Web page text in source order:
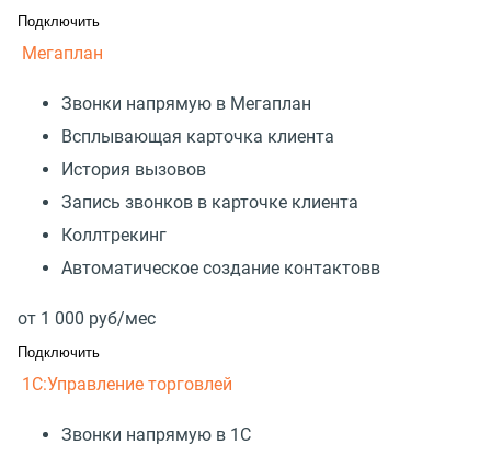
Подключить
Мегаплан
Звонки напрямую в Мегаплан
Всплывающая карточка клиента
История вызовов
Запись звонков в карточке клиента
Коллтрекинг
Автоматическое создание контактовв
от 1 000 руб/мес
Подключить
1С:Управление торговлей
Звонки напрямую в 1С